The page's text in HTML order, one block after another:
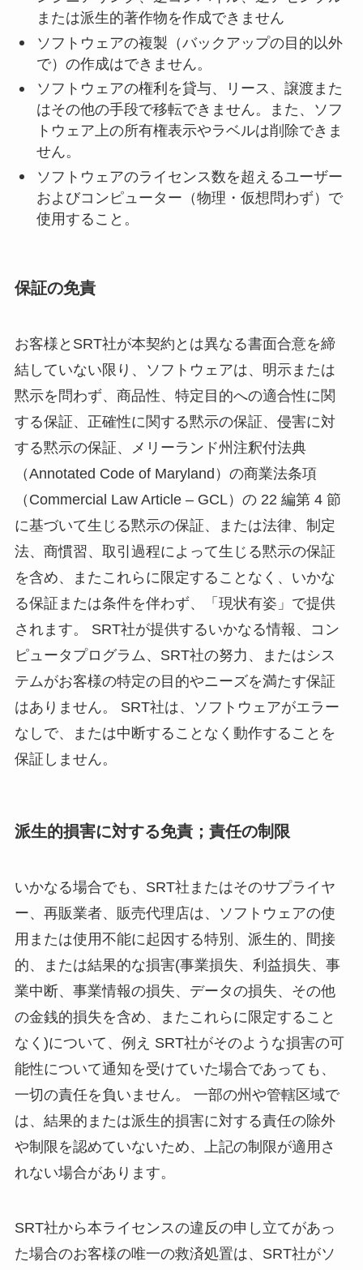
または派生的著作物を作成できません
ソフトウェアの複製（バックアップの目的以外
で）の作成はできません。
ソフトウェアの権利を貸与、リース、譲渡また
はその他の手段で移転できません。また、ソフ
トウェア上の所有権表示やラベルは削除できま
せん。
ソフトウェアのライセンス数を超えるユーザー
およびコンピューター（物理・仮想問わず）で
使用すること。
保証の免責
お客様とSRT社が本契約とは異なる書面合意を締
結していない限り、ソフトウェアは、明示または
黙示を問わず、商品性、特定目的への適合性に関
する保証、正確性に関する黙示の保証、侵害に対
する黙示の保証、メリーランド州注釈付法典
（Annotated Code of Maryland）の商業法条項
（Commercial Law Article – GCL）の 22 編第 4 節
に基づいて生じる黙示の保証、または法律、制定
法、商慣習、取引過程によって生じる黙示の保証
を含め、またこれらに限定することなく、いかな
る保証または条件を伴わず、「現状有姿」で提供
されます。 SRT社が提供するいかなる情報、コン
ピュータプログラム、SRT社の努力、またはシス
テムがお客様の特定の目的やニーズを満たす保証
はありません。 SRT社は、ソフトウェアがエラー
なしで、または中断することなく動作することを
保証しません。
派生的損害に対する免責；責任の制限
いかなる場合でも、SRT社またはそのサプライヤ
ー、再販業者、販売代理店は、ソフトウェアの使
用または使用不能に起因する特別、派生的、間接
的、または結果的な損害(事業損失、利益損失、事
業中断、事業情報の損失、データの損失、その他
の金銭的損失を含め、またこれらに限定すること
なく)について、例え SRT社がそのような損害の可
能性について通知を受けていた場合であっても、
一切の責任を負いません。 一部の州や管轄区域で
は、結果的または派生的損害に対する責任の除外
や制限を認めていないため、上記の制限が適用さ
れない場合があります。
SRT社から本ライセンスの違反の申し立てがあっ
た場合のお客様の唯一の救済処置は、SRT社がソ